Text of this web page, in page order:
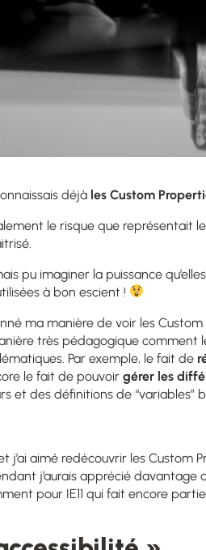
déjà les Custom P
le risque que représentait
pu imaginer la puissance
à bon escient !
ma manière de voir les
très pédagogique comment
Par exemple, le fait de
le fait de pouvoir gérer les
et des définitions de “variables”
j’ai aimé redécouvrir les Custom
j’aurais apprécié davantage
pour IE11 qui fait encore